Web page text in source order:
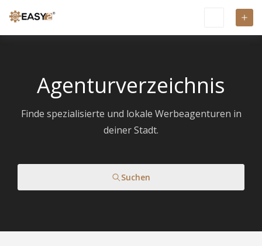
Agenturverzeichnis
Finde spezialisierte und lokale Werbeagenturen in
deiner Stadt.
Suchen